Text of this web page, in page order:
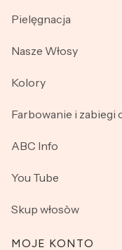
Pielęgnacja
Nasze Włosy
Kolory
Farbowanie i zabiegi
ABC Info
You Tube
Skup włosòw
MOJE KONTO